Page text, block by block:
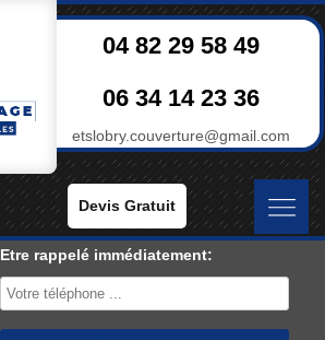
04 82 29 58 49
06 34 14 23 36
etslobry.couverture@gmail.com
Devis Gratuit
Etre rappelé immédiatement: